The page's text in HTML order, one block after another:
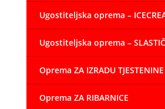
Ugostiteljska oprema –
Ugostiteljska oprema –
Oprema ZA IZRADU TJESTENINE
Oprema ZA RIBARNICE